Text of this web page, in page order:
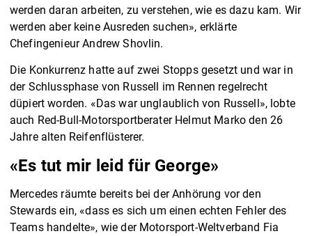
werden daran arbeiten, zu verstehen, wie es dazu kam. Wir
werden aber keine Ausreden suchen», erklärte
Chefingenieur Andrew Shovlin.
Die Konkurrenz hatte auf zwei Stopps gesetzt und war in
der Schlussphase von Russell im Rennen regelrecht
düpiert worden. «Das war unglaublich von Russell», lobte
auch Red-Bull-Motorsportberater Helmut Marko den 26
Jahre alten Reifenflüsterer.
«Es tut mir leid für George»
Mercedes räumte bereits bei der Anhörung vor den
Stewards ein, «dass es sich um einen echten Fehler des
Teams handelte», wie der Motorsport-Weltverband Fia